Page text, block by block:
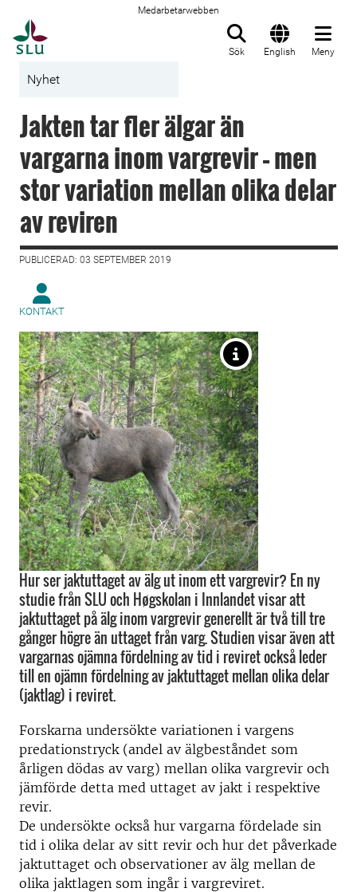
Medarbetarwebben
Sök English Meny
Nyhet
Jakten tar fler älgar än
vargarna inom vargrevir – men
stor variation mellan olika delar
av reviren
PUBLICERAD: 03 SEPTEMBER 2019
KONTAKT
Hur ser jaktuttaget av älg ut inom ett vargrevir? En ny
studie från SLU och Høgskolan i Innlandet visar att
jaktuttaget på älg inom vargrevir generellt är två till tre
gånger högre än uttaget från varg. Studien visar även att
vargarnas ojämna fördelning av tid i reviret också leder
till en ojämn fördelning av jaktuttaget mellan olika delar
(jaktlag) i reviret.
Forskarna undersökte variationen i vargens
predationstryck (andel av älgbeståndet som
årligen dödas av varg) mellan olika vargrevir och
jämförde detta med uttaget av jakt i respektive
revir.
De undersökte också hur vargarna fördelade sin
tid i olika delar av sitt revir och hur det påverkade
jaktuttaget och observationer av älg mellan de
olika jaktlagen som ingår i vargreviret.